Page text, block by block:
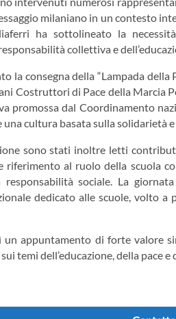
milaniano in un contesto
ha sottolineato la
collettiva e
la consegna della “Lampada
Costruttori di Pace della Marcia
promossa dal Coordinamento
cultura basata sulla solidarietà
sono stati inoltre letti
al ruolo della scuola
sociale. La
dedicato alle scuole, volto
un appuntamento di forte valore
temi dell’educazione, della pace e